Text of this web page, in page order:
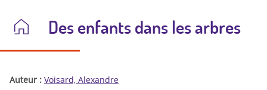
Des enfants dans les arbres
Auteur : Voisard, Alexandre